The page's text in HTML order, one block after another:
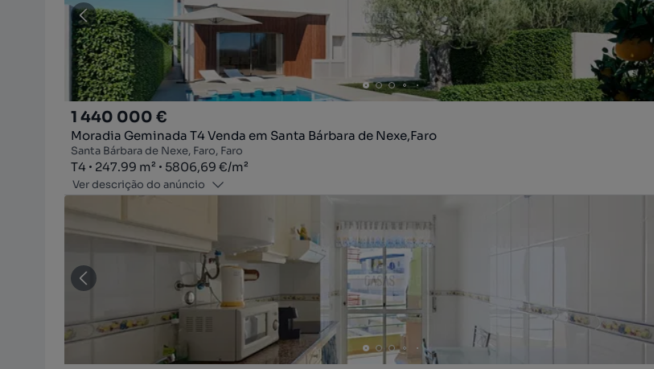
1 440 000 €
Moradia Geminada T4 Venda em Santa Bárbara de Nexe,Faro
Santa Bárbara de Nexe, Faro, Faro
Tipologia
T4
Zona247.99 m²
Preço por metro quadrado
5806,69 €/m²
Ver descrição do anúncio